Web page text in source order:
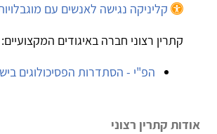
קליניקה נגישה לאנשים עם
קתרין רצוני חברה באיגודים המקצועיים:
הפ"י - הסתדרות הפסיכולוגים
אודות קתרין רצוני